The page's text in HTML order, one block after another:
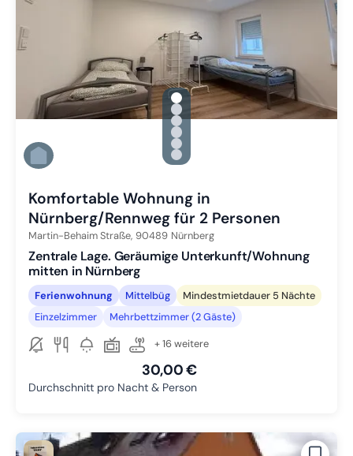
gallery.slide_selector
Zu Slide 1 wechseln
Zu Slide 2 wechseln
Zu Slide 3 wechseln
Zu Slide 4 wechseln
Zu Slide 5 wechseln
Zu Slide 6 wechseln
Komfortable Wohnung in
Nürnberg/Rennweg für 2 Personen
Martin-Behaim Straße, 90489 Nürnberg
Zentrale Lage. Geräumige Unterkunft/Wohnung
mitten in Nürnberg
Ferienwohnung Mittelbüg
Mindestmietdauer 5 Nächte
Einzelzimmer
Mehrbettzimmer (2 Gäste)
+ 16 weitere
30,00 €
Durchschnitt pro Nacht & Person